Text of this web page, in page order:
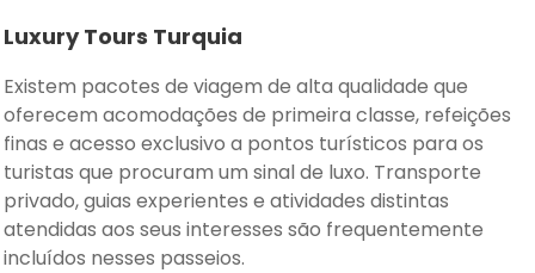
Luxury Tours Turquia
Existem pacotes de viagem de alta qualidade que
oferecem acomodações de primeira classe, refeições
finas e acesso exclusivo a pontos turísticos para os
turistas que procuram um sinal de luxo. Transporte
privado, guias experientes e atividades distintas
atendidas aos seus interesses são frequentemente
incluídos nesses passeios.